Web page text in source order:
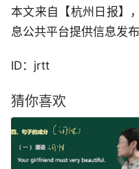
本文来自【杭州日报】
息公共平台提供信息发布
ID：jrtt
猜你喜欢